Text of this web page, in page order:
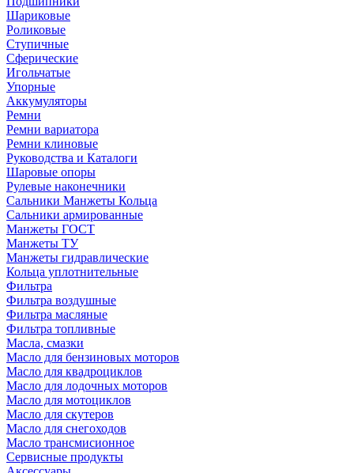
Шариковые
Роликовые
Ступичные
Сферические
Игольчатые
Упорные
Аккумуляторы
Ремни
Ремни вариатора
Ремни клиновые
Руководства и Каталоги
Шаровые опоры
Рулевые наконечники
Сальники Манжеты Кольца
Сальники армированные
Манжеты ГОСТ
Манжеты ТУ
Манжеты гидравлические
Кольца уплотнительные
Фильтра
Фильтра воздушные
Фильтра масляные
Фильтра топливные
Масла, смазки
Масло для бензиновых моторов
Масло для квадроциклов
Масло для лодочных моторов
Масло для мотоциклов
Масло для скутеров
Масло для снегоходов
Масло трансмисионное
Сервисные продукты